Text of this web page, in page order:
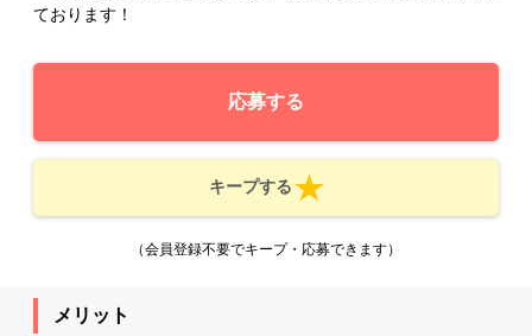
ております！
応募する
キープする
（会員登録不要でキープ・応募できます）
メリット